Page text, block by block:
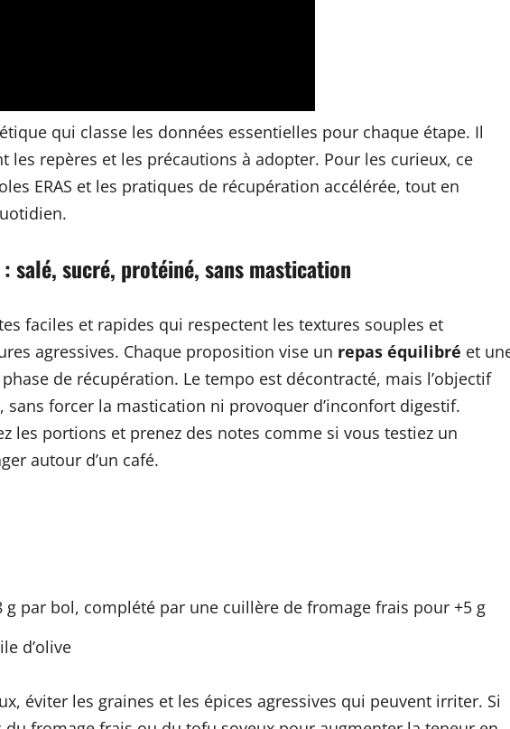
qui classe les données essentielles pour chaque étape. Il
les repères et les précautions à adopter. Pour les curieux, ce
ERAS et les pratiques de récupération accélérée, tout en
salé, sucré, protéiné, sans mastication
faciles et rapides qui respectent les textures souples et
agressives. Chaque proposition vise un repas équilibré et
de récupération. Le tempo est décontracté, mais l’objectif
forcer la mastication ni provoquer d’inconfort digestif.
les portions et prenez des notes comme si vous testiez un
autour d’un café.
par bol, complété par une cuillère de fromage frais pour +5 g
d’olive
éviter les graines et les épices agressives qui peuvent irriter. Si